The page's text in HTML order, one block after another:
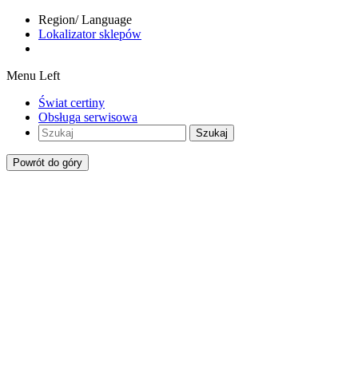
Region/ Language
Lokalizator sklepów
Menu Left
Świat certiny
Obsługa serwisowa
Szukaj
Powrót do góry